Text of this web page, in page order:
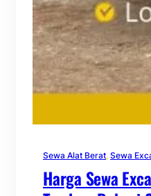
Sewa Alat Berat, Sewa
Harga Sewa